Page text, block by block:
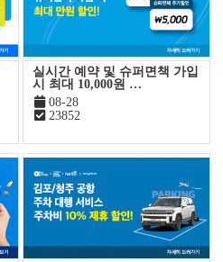
실시간 예약 및 슈퍼면책 가입
시 최대 10,000원 …
08-28
23852